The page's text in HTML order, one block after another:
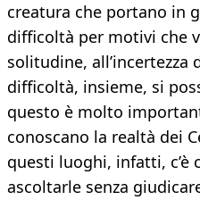
creatura che portano in
difficoltà per motivi che
solitudine, all’incertezza
difficoltà, insieme, si
questo è molto
conoscano la realtà dei
questi luoghi, infatti, c’è
ascoltarle senza